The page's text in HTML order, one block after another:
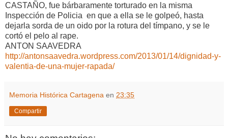
CASTAÑO, fue bárbaramente torturado en la misma
Inspección de Policia en que a ella se le golpeó, hasta
dejarla sorda de un oido por la rotura del tímpano, y se le
cortó el pelo al rape.
ANTON SAAVEDRA
http://antonsaavedra.wordpress.com/2013/01/14/dignidad-y-
valentia-de-una-mujer-rapada/
Memoria Histórica Cartagena en 23:35
Compartir